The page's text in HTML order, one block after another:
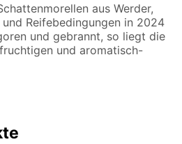
aus Werder,
Reifebedingungen in 2024
und gebrannt, so liegt die
und aromatisch-